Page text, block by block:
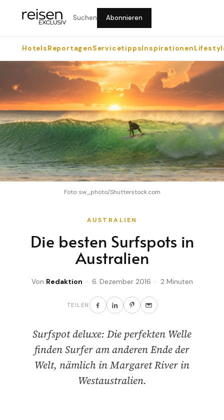
Suchen Abonnieren
HotelsReportagenServicetippsInspirationen
Foto: sw_photo/Shutterstock.com
AUSTRALIEN
Die besten Surfspots in
Australien
Von Redaktion · 6. Dezember 2016 · 2 Minuten
TEILEN
Surfspot deluxe: Die perfekten Welle
finden Surfer am anderen Ende der
Welt, nämlich in Margaret River in
Westaustralien.